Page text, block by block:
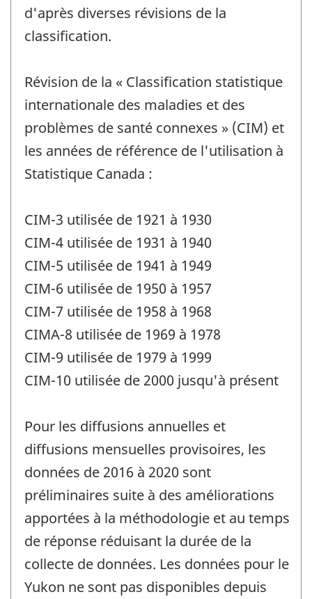
d'après diverses révisions de la
classification.
Révision de la « Classification statistique
internationale des maladies et des
problèmes de santé connexes » (CIM) et
les années de référence de l'utilisation à
Statistique Canada :
CIM-3 utilisée de 1921 à 1930
CIM-4 utilisée de 1931 à 1940
CIM-5 utilisée de 1941 à 1949
CIM-6 utilisée de 1950 à 1957
CIM-7 utilisée de 1958 à 1968
CIMA-8 utilisée de 1969 à 1978
CIM-9 utilisée de 1979 à 1999
CIM-10 utilisée de 2000 jusqu'à présent
Pour les diffusions annuelles et
diffusions mensuelles provisoires, les
données de 2016 à 2020 sont
préliminaires suite à des améliorations
apportées à la méthodologie et au temps
de réponse réduisant la durée de la
collecte de données. Les données pour le
Yukon ne sont pas disponibles depuis